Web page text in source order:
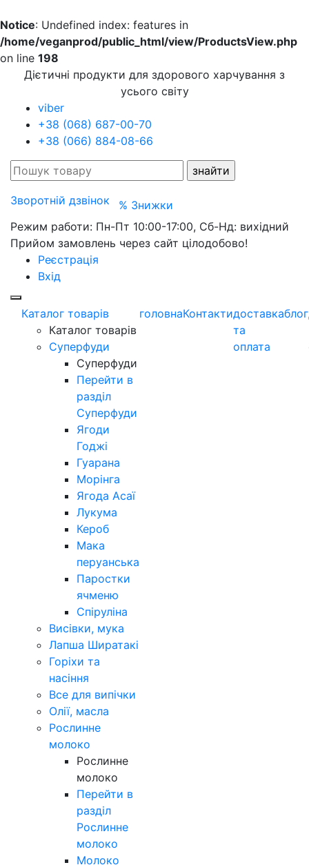
Notice: Undefined index: features in
/home/veganprod/public_html/view/ProductsView.php
on line 198
Дієтичні продукти для здорового харчування з
усього світу
viber
+38 (068) 687-00-70
+38 (066) 884-08-66
Зворотній дзвінок
% Знижки
Режим работи: Пн-Пт 10:00-17:00, Сб-Нд: вихідний
Прийом замовлень через сайт цілодобово!
Реєстрація
Вхід
Каталог товарів
Каталог товарів
Суперфуди
Суперфуди
Перейти в
разділ
Суперфуди
Ягоди
Годжі
Гуарана
Морінга
Ягода Асаї
Лукума
Кероб
Мака
перуанська
Паростки
ячменю
Спіруліна
Висівки, мука
Лапша Ширатакі
Горіхи та
насіння
Все для випічки
Олії, масла
Рослинне
молоко
Рослинне
молоко
Перейти в
разділ
Рослинне
молоко
Молоко
головнаКонтактидоставка
та
оплата
блог